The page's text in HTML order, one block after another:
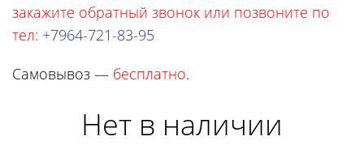
закажите обратный звонок или позвоните по
тел: +7964-721-83-95
Самовывоз — бесплатно.
Нет в наличии